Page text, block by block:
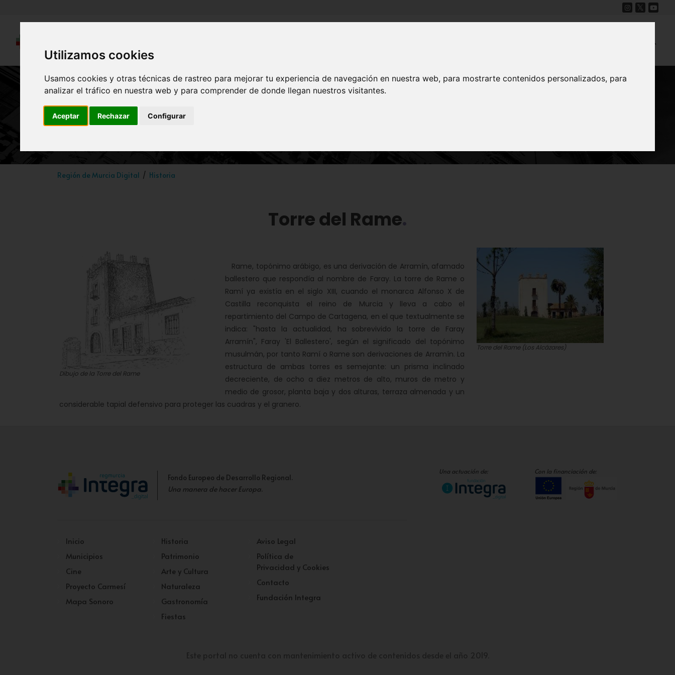
Utilizamos cookies
Usamos cookies y otras técnicas de rastreo para mejorar tu experiencia de navegación en nuestra web, para mostrarte contenidos personalizados, para
analizar el tráfico en nuestra web y para comprender de donde llegan nuestros visitantes.
Aceptar Rechazar Configurar
Región de Murcia Digital Historia
Torre del Rame
Dibujo de la Torre del Rame
Rame, topónimo arábigo, es una derivación de Arramín, afamado
ballestero que respondía al nombre de Faray. La torre de Rame o
Ramí ya existía en el siglo XIII, cuando el monarca Alfonso X de
Castilla reconquista el reino de Murcia y lleva a cabo el
repartimiento del Campo de Cartagena, en el que textualmente se
indica: "hasta la actualidad, ha sobrevivido la torre de Faray
Arramín", Faray 'El Ballestero', según el significado del topónimo
musulmán, por tanto Ramí o Rame son derivaciones de Arramín. La
estructura de ambas torres es semejante: un prisma inclinado
decreciente, de ocho a diez metros de alto, muros de metro y
medio de grosor, planta baja y dos alturas, terraza almenada y un
considerable tapial defensivo para proteger las cuadras y el granero.
Torre del Rame (Los Alcázares)
Fondo Europeo de Desarrollo Regional.
Una manera de hacer Europa.
Inicio
Municipios
Cine
Proyecto Carmesí
Mapa Sonoro
Historia
Patrimonio
Arte y Cultura
Naturaleza
Gastronomía
Fiestas
Aviso Legal
Política de
Privacidad y Cookies
Contacto
Fundación Integra
Una actuación de: Con la financiación de: